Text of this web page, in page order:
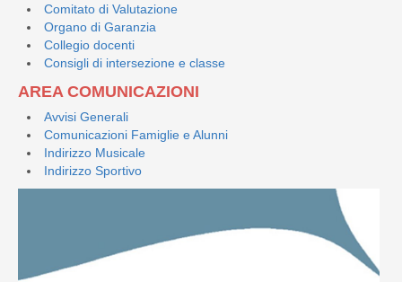
Comitato di Valutazione
Organo di Garanzia
Collegio docenti
Consigli di intersezione e classe
AREA COMUNICAZIONI
Avvisi Generali
Comunicazioni Famiglie e Alunni
Indirizzo Musicale
Indirizzo Sportivo